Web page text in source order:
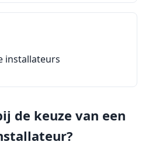
installateurs
de keuze van een